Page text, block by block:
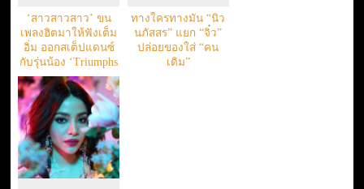
‘สาวสาวสาว’ ขน
เพลงฮิตมาให้ฟังเต็ม
อิ่ม ออกสเต็ปแดนซ์
กับรุ่นน้อง ‘Triumphs
Kingdom’
ทางใครทางมัน “นิว
นภัสสร” แยก “จิ๋ว”
ปล่อยของใส่ “คน
เดิม”